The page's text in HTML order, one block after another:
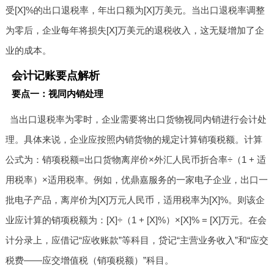
受[X]%的出口退税率，年出口额为[X]万美元。当出口退税率调整
为零后，企业每年将损失[X]万美元的退税收入，这无疑增加了企
业的成本。
会计记账要点解析
要点一：视同内销处理
当出口退税率为零时，企业需要将出口货物视同内销进行会计处
理。具体来说，企业应按照内销货物的规定计算销项税额。计算
公式为：销项税额=出口货物离岸价×外汇人民币折合率÷（1 + 适
用税率）×适用税率。例如，优鼎嘉服务的一家电子企业，出口一
批电子产品，离岸价为[X]万元人民币，适用税率为[X]%。则该企
业应计算的销项税额为：[X]÷（1 + [X]%）×[X]% = [X]万元。在会
计分录上，应借记“应收账款”等科目，贷记“主营业务收入”和“应交
税费——应交增值税（销项税额）”科目。